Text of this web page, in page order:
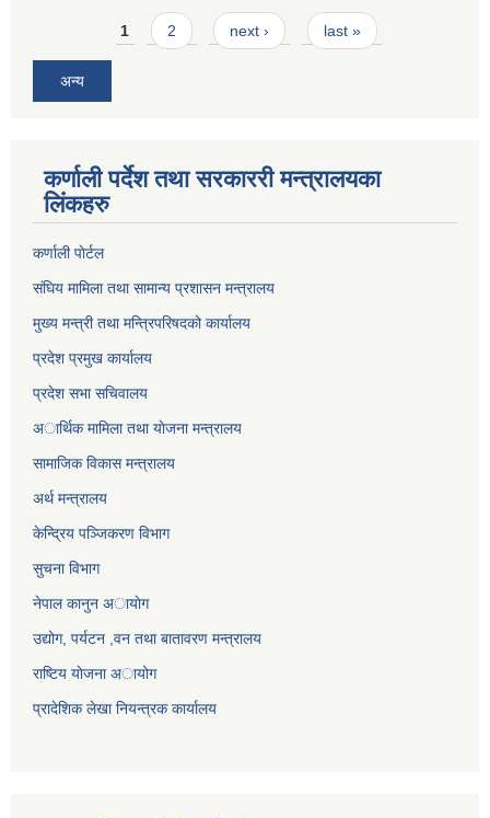
Pages1 2 next › last »
अन्य
कर्णाली पर्देश तथा सरकाररी मन्त्रालयका
लिंकहरु
कर्णाली पाेर्टल
संघिय मामिला तथा सामान्य प्रशासन मन्त्रालय
मुख्य मन्त्री तथा मन्त्रिपरिषदको कार्यालय
प्रदेश प्रमुख कार्यालय
प्रदेश सभा सचिवालय
अार्थिक मामिला तथा याेजना मन्त्रालय
सामाजिक विकास मन्त्रालय
अर्थ मन्त्रालय
केन्द्रिय पञ्जिकरण विभाग
सुचना विभाग
नेपाल कानुन अायाेग
उद्योग, पर्यटन ,वन तथा बातावरण मन्त्रालय
राष्टिय याेजना अायोग
प्रादेशिक लेखा नियन्त्रक कार्यालय